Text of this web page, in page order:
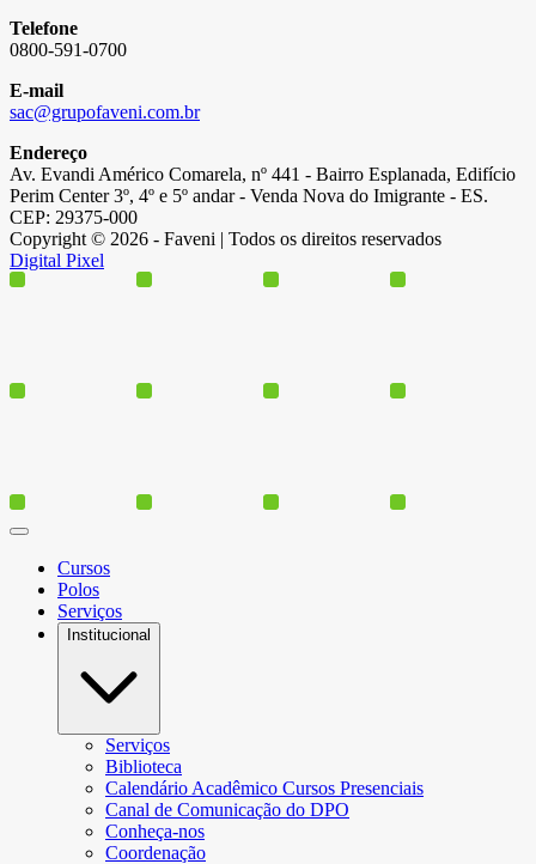
Telefone
0800-591-0700
E-mail
sac@grupofaveni.com.br
Endereço
Av. Evandi Américo Comarela, nº 441 - Bairro Esplanada, Edifício
Perim Center 3º, 4º e 5º andar - Venda Nova do Imigrante - ES.
CEP: 29375-000
Copyright © 2026 - Faveni | Todos os direitos reservados
Digital Pixel
Cursos
Polos
Serviços
Institucional
Serviços
Biblioteca
Calendário Acadêmico Cursos Presenciais
Canal de Comunicação do DPO
Conheça-nos
Coordenação